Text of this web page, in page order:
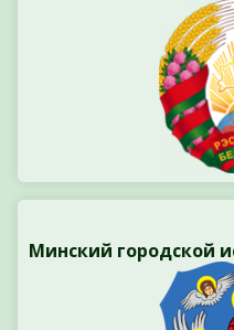
Минский городской